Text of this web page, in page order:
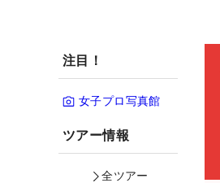
注目！
女子プロ写真館
ツアー情報
全ツアー